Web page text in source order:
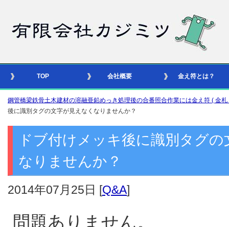
TOP 会社概要 金え符とは？
鋼管橋梁鉄骨土木建材の溶融亜鉛めっき処理後の合番照合作業には金え符 ( 金
後に識別タグの文字が見えなくなりませんか？
ドブ付けメッキ後に識別タグ
なりませんか？
2014年07月25日 [Q&A]
問題ありません。